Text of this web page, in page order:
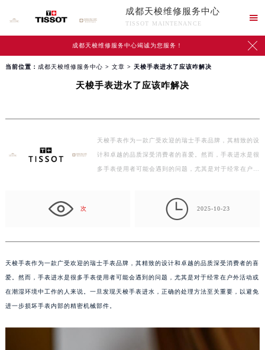
成都天梭维修服务中心
TISSOT MAINTENANCE

成都天梭维修服务中心竭诚为您服务！ 
当前位置： 成都天梭维修服务中心 > 文章 > 天梭手表进水了应该咋解决
天梭手表进水了应该咋解决
天梭手表作为一款广受欢迎的瑞士手表品牌，其精致的设
计和卓越的品质深受消费者的喜爱。然而，手表进水是很
多手表使用者可能会遇到的问题，尤其是对于经常在户…
次  2025-10-23
天梭手表作为一款广受欢迎的瑞士手表品牌，其精致的设计和卓越的品质深受消费者的喜
爱。然而，手表进水是很多手表使用者可能会遇到的问题，尤其是对于经常在户外活动或
在潮湿环境中工作的人来说。一旦发现天梭手表进水，正确的处理方法至关重要，以避免
进一步损坏手表内部的精密机械部件。